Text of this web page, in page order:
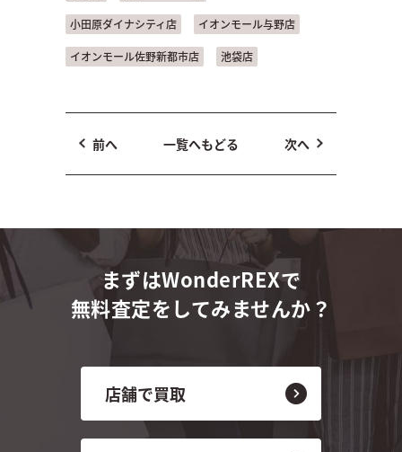
小田原ダイナシティ店 イオンモール与野店
イオンモール佐野新都市店 池袋店
前へ 一覧へもどる 次へ
まずはWonderREXで
無料査定をしてみませんか？
店舗で買取